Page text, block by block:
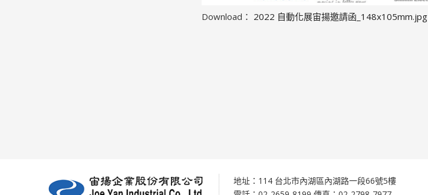
Download： 2022 自動化展宙揚邀請函_148x105mm.jpg
地址：114 台北市內湖區內湖路一段66號5樓